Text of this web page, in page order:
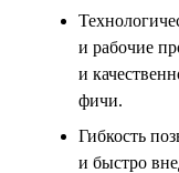
и рабочие
и
фичи.
Гибкость
и быстро